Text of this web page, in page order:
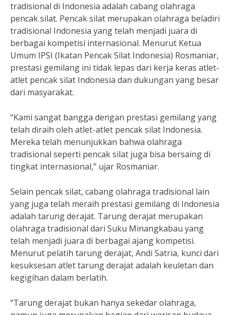
tradisional di Indonesia adalah cabang olahraga
pencak silat. Pencak silat merupakan olahraga beladiri
tradisional Indonesia yang telah menjadi juara di
berbagai kompetisi internasional. Menurut Ketua
Umum IPSI (Ikatan Pencak Silat Indonesia) Rosmaniar,
prestasi gemilang ini tidak lepas dari kerja keras atlet-
atlet pencak silat Indonesia dan dukungan yang besar
dari masyarakat.
“Kami sangat bangga dengan prestasi gemilang yang
telah diraih oleh atlet-atlet pencak silat Indonesia.
Mereka telah menunjukkan bahwa olahraga
tradisional seperti pencak silat juga bisa bersaing di
tingkat internasional,” ujar Rosmaniar.
Selain pencak silat, cabang olahraga tradisional lain
yang juga telah meraih prestasi gemilang di Indonesia
adalah tarung derajat. Tarung derajat merupakan
olahraga tradisional dari Suku Minangkabau yang
telah menjadi juara di berbagai ajang kompetisi.
Menurut pelatih tarung derajat, Andi Satria, kunci dari
kesuksesan atlet tarung derajat adalah keuletan dan
kegigihan dalam berlatih.
“Tarung derajat bukan hanya sekedar olahraga,